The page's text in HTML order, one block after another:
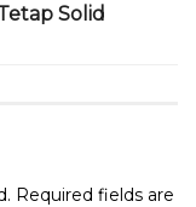
Solid
Required fields are